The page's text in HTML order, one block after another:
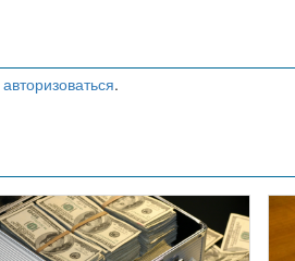
авторизоваться.